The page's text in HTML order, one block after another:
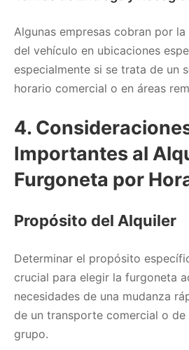
Algunas empresas cobran por
del vehículo en ubicaciones
especialmente si se trata de un
horario comercial o en áreas
4.
Importantes al
Furgoneta por
Propósito del Alquiler
Determinar el propósito
crucial para elegir la furgoneta
necesidades de una mudanza
de un transporte comercial o
grupo.